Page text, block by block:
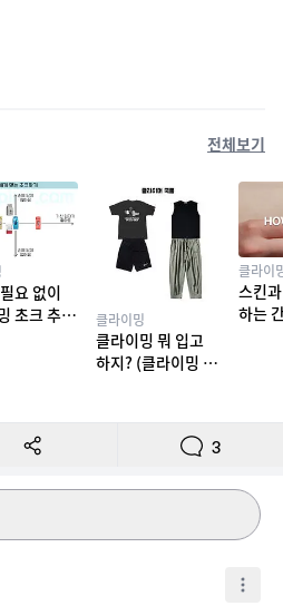
전체보기
요 없이
초크 추천
클라이밍
클라이밍 뭐 입고
하지? (클라이밍 복
클라이
스킨
하는
3